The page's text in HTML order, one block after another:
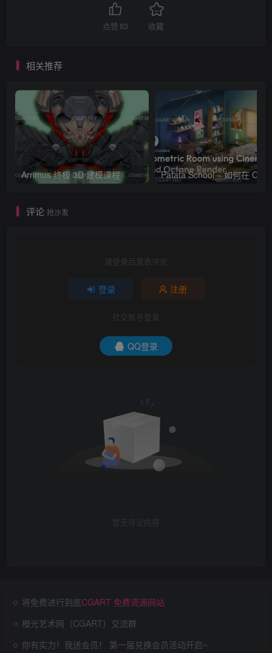
点赞 83 收藏
相关推荐
Arrimus 终极 3D 建模课程
评论 抢沙发
请登录后发表评论
登录 注册
社交账号登录
QQ登录
暂无评论内容
将免费进行到底CGART 免费资源网站
橙光艺术网（CGART）交流群
你有实力！我送会员！ 第一届兑换会员活动开启~